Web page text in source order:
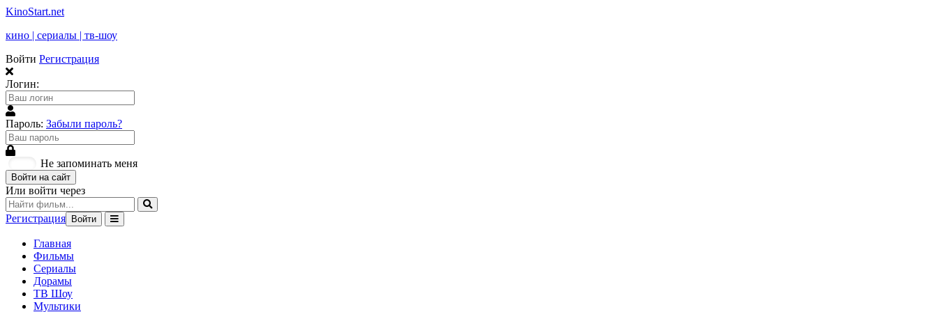
KinoStart.net
кино | сериалы | тв-шоу
Войти Регистрация
Логин:
Пароль: Забыли пароль?
Не запоминать меня
Войти на сайт
Или войти через
Регистрация Войти
Главная
Фильмы
Сериалы
Дорамы
ТВ Шоу
Мультики